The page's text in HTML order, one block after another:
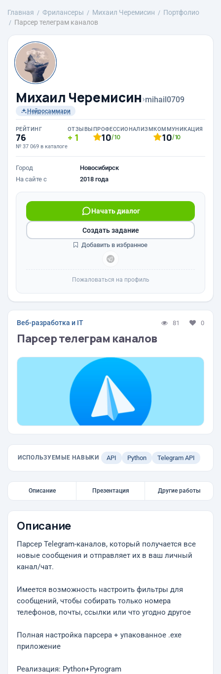
Главная Фрилансеры Михаил Черемисин
Портфолио
Парсер телеграм каналов
Михаил Черемисин›mihail0709
Нейросаммари
РЕЙТИНГ
76
№ 37 069 в каталоге
ОТЗЫВЫ
1
ПРОФЕССИОНАЛИЗМ
10/10
КОММУНИКАЦИЯ
10/10
Город
Новосибирск
На сайте с
2018 года
Начать диалог
Создать задание
Добавить в избранное
Пожаловаться на профиль
Веб-разработка и IT 81 0
Парсер телеграм каналов
ИСПОЛЬЗУЕМЫЕ НАВЫКИ API Python Telegram API
Описание Презентация Другие работы
Описание
Парсер Telegram-каналов, который получается все
новые сообщения и отправляет их в ваш личный
канал/чат.
Имеется возможность настроить фильтры для
сообщений, чтобы собирать только номера
телефонов, почты, ссылки или что угодно другое
Полная настройка парсера + упакованное .exe
приложение
Реализация: Python+Pyrogram